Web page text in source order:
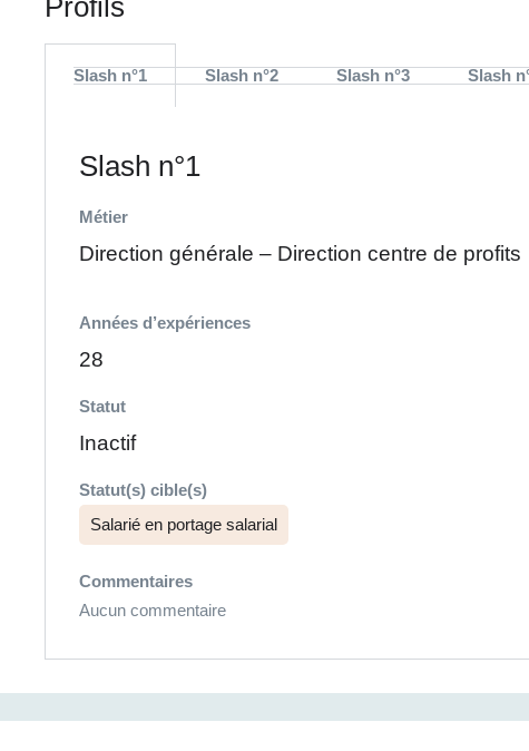
Profils
Slash n°1 Slash n°2 Slash n°3 Slash
Slash n°1
Métier
Direction générale – Direction centre de profits
Années d’expériences
28
Statut
Inactif
Statut(s) cible(s)
Salarié en portage salarial
Commentaires
Aucun commentaire